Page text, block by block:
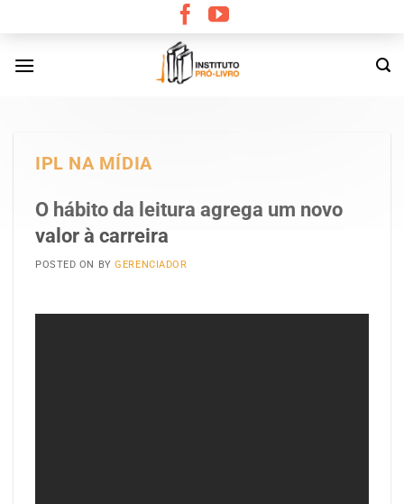
content
IPL NA MÍDIA
O hábito da leitura agrega um novo
valor à carreira
POSTED ON BYGERENCIADOR